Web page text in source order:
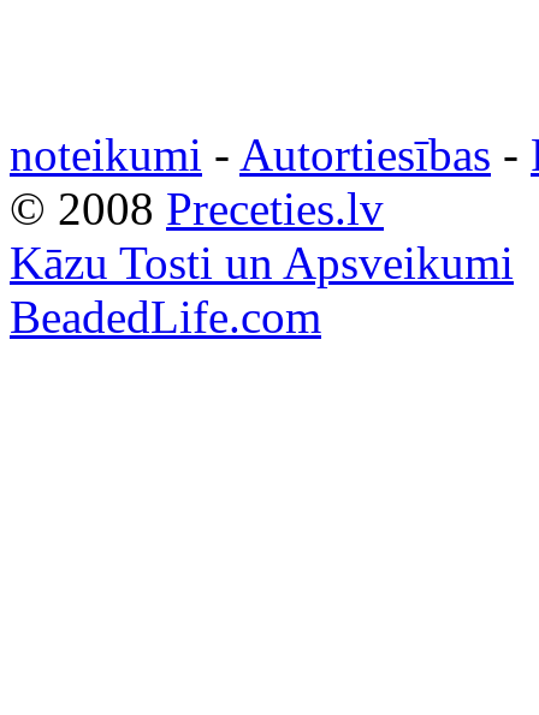
noteikumi - Autortiesības -
© 2008 Preceties.lv
Kāzu Tosti un Apsveikumi
BeadedLife.com